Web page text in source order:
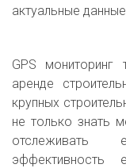
актуальные
GPS
аренде
крупных
не только знать
отслеживать